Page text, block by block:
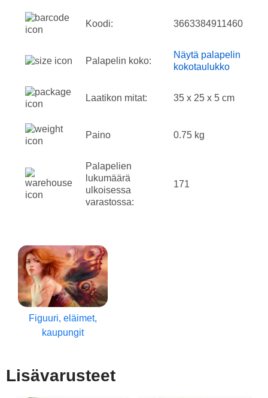
Koodi: 3663384911460
Palapelin koko:
Näytä palapelin
kokotaulukko
Laatikon mitat: 35 x 25 x 5 cm
Paino 0.75 kg
Palapelien
lukumäärä
ulkoisessa
varastossa:
171
Figuuri, eläimet,
kaupungit
Lisävarusteet